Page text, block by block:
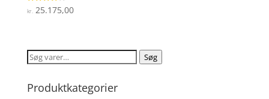
Vurderet
4.1
kr. 25.175,00
Søg
Søg
Produktkategorier